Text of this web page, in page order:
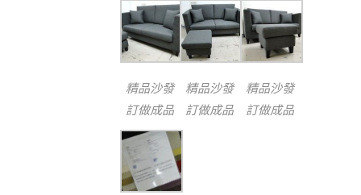
精品沙發
訂做成品
精品沙發
訂做成品
精品沙發
訂做成品